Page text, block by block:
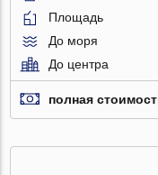
Площадь
До моря
До центра
полная